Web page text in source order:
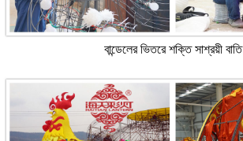
বান্ডেলের ভিতরে শক্তি সাশ্রয়ী বাতি